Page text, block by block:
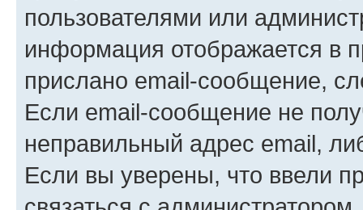
пользователями или
информация отображается в
прислано email-сообщение,
Если email-сообщение не
неправильный адрес email,
Если вы уверены, что ввели